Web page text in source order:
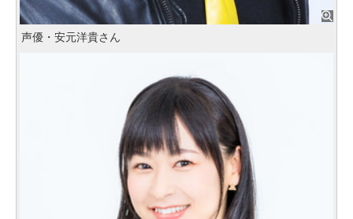
声優・安元洋貴さん